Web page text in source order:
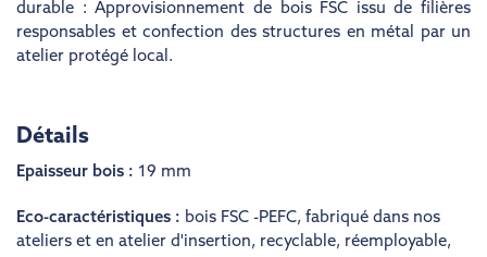
durable : Approvisionnement de bois FSC issu de filières
responsables et confection des structures en métal par un
atelier protégé local.
Détails
Epaisseur bois : 19 mm
Eco-caractéristiques : bois FSC -PEFC, fabriqué dans nos
ateliers et en atelier d'insertion, recyclable, réemployable,